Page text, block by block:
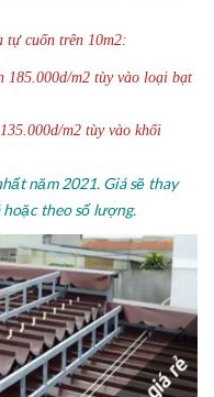
tự cuốn trên 10m2:
185.000d/m2 tùy vào loại bạt
m2 tùy vào khối
năm 2021. Giá sẽ thay
theo số lượng.